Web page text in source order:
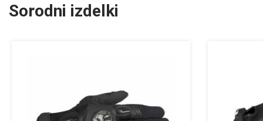
Sorodni izdelki